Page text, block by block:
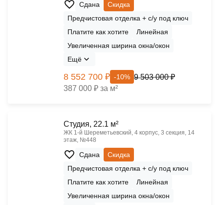
Сдана
Скидка
Предчистовая отделка + с/у под ключ
Платите как хотите
Линейная
Увеличенная ширина окна/окон
Ещё
8 552 700 ₽ -10% 9 503 000 ₽
387 000 ₽ за м²
Cтудия, 22.1 м²
ЖК 1‑й Шереметьевский, 4 корпус, 3 секция, 14
этаж, №448
Сдана
Скидка
Предчистовая отделка + с/у под ключ
Платите как хотите
Линейная
Увеличенная ширина окна/окон